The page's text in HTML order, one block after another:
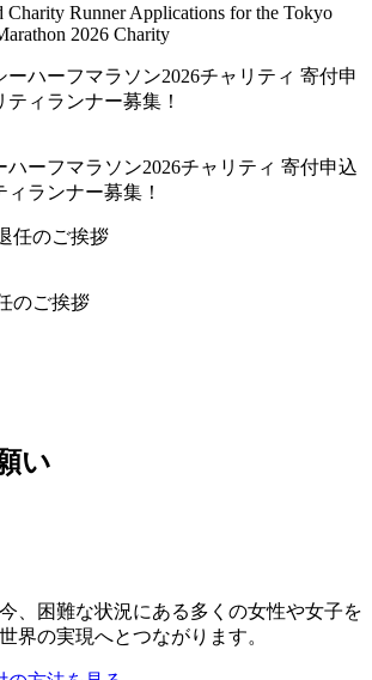
Charity Runner Applications for the Tokyo
2026 Charity
ハーフマラソン2026チャリティ 寄付申込
ィランナー募集！
のご挨拶
い
、困難な状況にある多くの女性や女子を
界の実現へとつながります。